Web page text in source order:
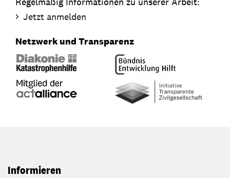
Jetzt anmelden
Netzwerk und Transparenz
Informieren